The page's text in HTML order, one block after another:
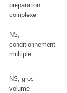
préparation
complexe
NS,
conditionnement
multiple
NS, gros
volume